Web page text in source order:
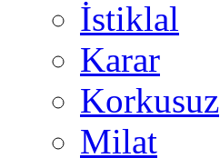
İstiklal
Karar
Korkusuz
Milat